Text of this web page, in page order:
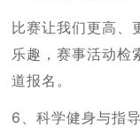
比赛让我们更高、
乐趣，赛事活动检
道报名。
6、科学健身与指导